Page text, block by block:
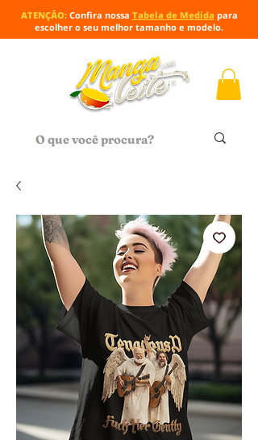
ATENÇÃO: Confira nossa Tabela de Medida para
escolher o seu melhor tamanho e modelo.